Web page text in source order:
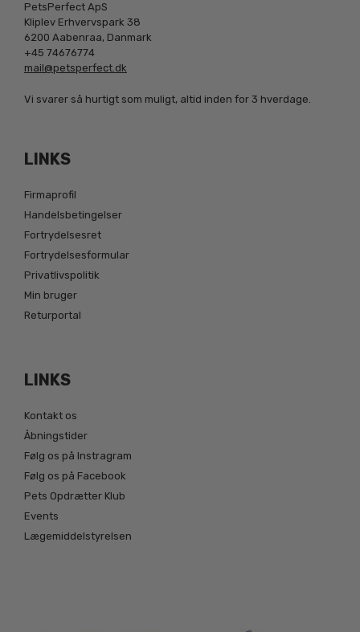
PetsPerfect ApS
Kliplev Erhvervspark 38
6200 Aabenraa, Danmark
+45 74676774
mail@petsperfect.dk
Vi svarer så hurtigt som muligt, altid inden for 3 hverdage.
LINKS
Firmaprofil
Handelsbetingelser
Fortrydelsesret
Fortrydelsesformular
Privatlivspolitik
Min bruger
Returportal
LINKS
Kontakt os
Åbningstider
Følg os på Instragram
Følg os på Facebook
Pets Opdrætter Klub
Events
Lægemiddelstyrelsen